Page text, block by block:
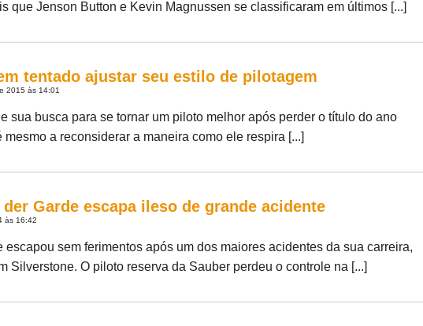
que Jenson Button e Kevin Magnussen se classificaram em últimos [...]
tentado ajustar seu estilo de pilotagem
2015 às 14:01
sua busca para se tornar um piloto melhor após perder o título do ano
mesmo a reconsiderar a maneira como ele respira [...]
der Garde escapa ileso de grande acidente
às 16:42
escapou sem ferimentos após um dos maiores acidentes da sua carreira,
Silverstone. O piloto reserva da Sauber perdeu o controle na [...]